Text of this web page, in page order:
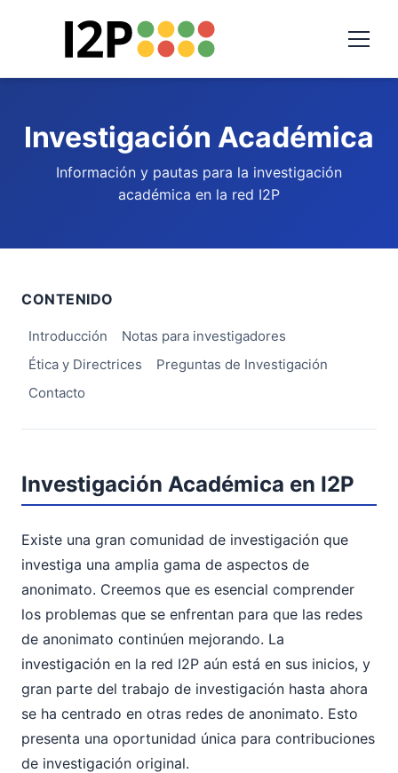
Investigación Académica
Información y pautas para la investigación
académica en la red I2P
CONTENIDO
Introducción
Notas para investigadores
Ética y Directrices
Preguntas de Investigación
Contacto
Investigación Académica en I2P
Existe una gran comunidad de investigación que
investiga una amplia gama de aspectos de
anonimato. Creemos que es esencial comprender
los problemas que se enfrentan para que las redes
de anonimato continúen mejorando. La
investigación en la red I2P aún está en sus inicios, y
gran parte del trabajo de investigación hasta ahora
se ha centrado en otras redes de anonimato. Esto
presenta una oportunidad única para contribuciones
de investigación original.